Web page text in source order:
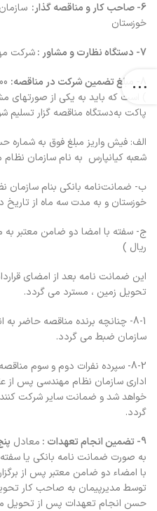
6- صاحب کار و مناقصه‌ گذار:
خوزستان
7- دستگاه‌ نظارت‌ و مشاور :
شرکت
) است‌ كه‌ بايد به‌ يكي‌ از صورتهاي‌
پاكت‌ به‌دستگاه‌ مناقصه‌ گزار تسليم‌
شعبه کیانپارس به نام سازمان
ب- ضمانت‌نامه بانکی بنام سازمان
خوزستان و به مدت سه ماه از تاریخ
ریال )
این ضمانت نامه بعد از امضای
تحویل زمین ، مسترد می گردد.
8-1- چنانچه برنده مناقصه حاضر
سازمان ضبط می گردد.
اداری سازمان نظام مهندسی پس از
خواهد شد و ضمانت سایر شرکت
گردد.
9- تضمین انجام تعهدات :
معادل
به صورت ضمانت نامه بانکی یا سفته
با امضاء دو ضامن معتبر پس از
توسط مدیرپیمان به صاحب کار
حسن انجام تعهدات پس از تحويل